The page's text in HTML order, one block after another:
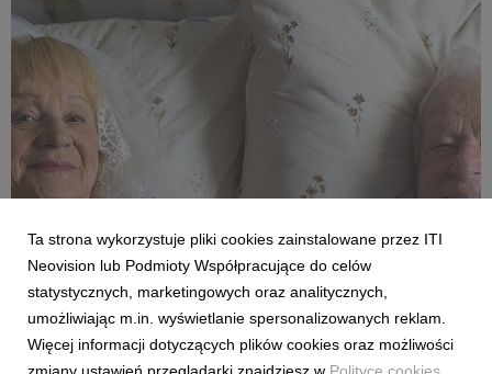
FILMY I SERIALE
Szalona podróż, ślub i dalsze rodzinne
perypetie. Komediowy hit „Dalej jazda! 2” od
25 lipca w CANAL+
22 lipca 2026
Ta strona wykorzystuje pliki cookies zainstalowane przez ITI
Neovision lub Podmioty Współpracujące do celów
statystycznych, marketingowych oraz analitycznych,
umożliwiając m.in. wyświetlanie spersonalizowanych reklam.
Więcej informacji dotyczących plików cookies oraz możliwości